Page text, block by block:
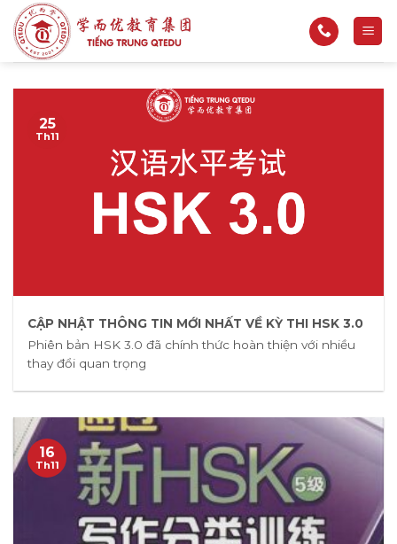
qua
nội
CẬP NHẬT THÔNG TIN MỚI NHẤT VỀ KỲ THI HSK 3.0
Phiên bản HSK 3.0 đã chính thức hoàn thiện với nhiều
thay đổi quan trọng
25
Th11
16
Th11